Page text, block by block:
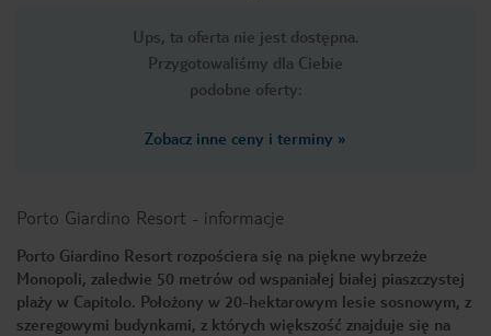
Ups, ta oferta nie jest dostępna.
Przygotowaliśmy dla Ciebie
podobne oferty:
Zobacz inne ceny i terminy »
Porto Giardino Resort - informacje
Porto Giardino Resort rozpościera się na piękne wybrzeże
Monopoli, zaledwie 50 metrów od wspaniałej białej piaszczystej
plaży w Capitolo. Położony w 20-hektarowym lesie sosnowym, z
szeregowymi budynkami, z których większość znajduje się na